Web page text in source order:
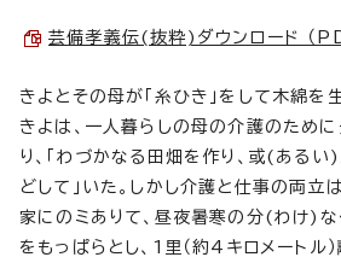
芸備孝義伝(抜粋)ダウンロード （
きよとその母が「糸ひき」をして木綿を
きよは、一人暮らしの母の介護のため
り、「わづかなる田畑を作り、或(ある
どして」いた。しかし介護と仕事の両立
家にのミありて、昼夜暑寒の分(わけ)な
をもっぱらとし、1里（約4キロメートル